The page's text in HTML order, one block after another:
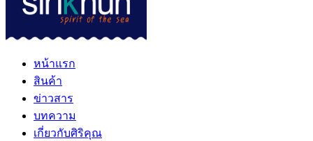
หน้าแรก
สินค้า
ข่าวสาร
บทความ
เกี่ยวกับศิริคุณ